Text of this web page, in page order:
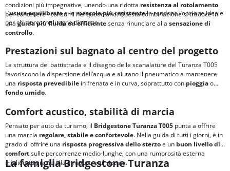
condizioni più impegnative, unendo una ridotta resistenza al rotolamento
per contenere i consumi nel quotidiano. Questa combinazione si traduce in
unaguida più fluida ed efficientesenza rinunciare alla sensazione di
controllo.
L’usura equilibratae la mescola più resistentelo rendono l’opzione ideale
per chi percorre lunghe distanze.
Prestazioni sul bagnato al centro del progetto
La struttura del battistrada e il disegno delle scanalature del Turanza T005
favoriscono la dispersione dell’acqua e aiutano il pneumatico a mantenere
una risposta prevedibile in frenata e in curva, soprattutto con pioggiao
fondo umido.
Comfort acustico, stabilità di marcia
Pensato per auto da turismo, il Bridgestone Turanza T005 punta a offrire
una marcia regolare, stabile e confortevole. Nella guida di tutti i giorni, è in
grado di offrire una risposta progressiva dello sterzoe un buon livello di
comfortsulle percorrenze medio-lunghe, con una rumorosità esterna
migliorata grazie alla struttura ottimizzata.
La famiglia Bridgestone Turanza